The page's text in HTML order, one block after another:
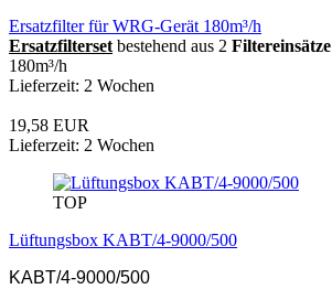
Ersatzfilter für WRG-Gerät 180m³/h
Ersatzfilterset bestehend aus 2 Filtereinsätze
180m³/h
Lieferzeit: 2 Wochen
19,58 EUR
Lieferzeit: 2 Wochen
TOP
Lüftungsbox KABT/4-9000/500
KABT/4-9000/500